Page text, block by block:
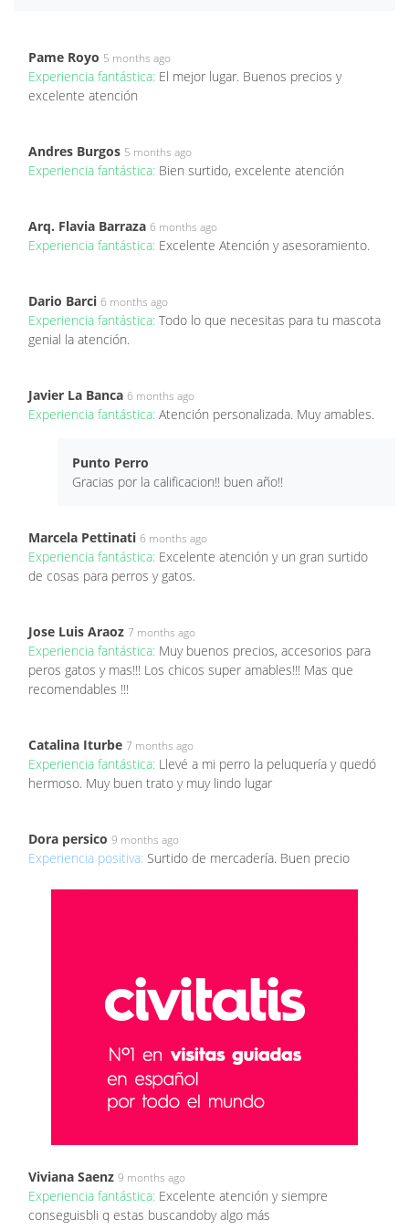
Pame Royo 5 months ago
Experiencia fantástica: El mejor lugar. Buenos precios y
excelente atención
Andres Burgos 5 months ago
Experiencia fantástica: Bien surtido, excelente atención
Arq. Flavia Barraza 6 months ago
Experiencia fantástica: Excelente Atención y asesoramiento.
Dario Barci 6 months ago
Experiencia fantástica: Todo lo que necesitas para tu mascota
genial la atención.
Javier La Banca 6 months ago
Experiencia fantástica: Atención personalizada. Muy amables.
Punto Perro
Gracias por la calificacion!! buen año!!
Marcela Pettinati 6 months ago
Experiencia fantástica: Excelente atención y un gran surtido
de cosas para perros y gatos.
Jose Luis Araoz 7 months ago
Experiencia fantástica: Muy buenos precios, accesorios para
peros gatos y mas!!! Los chicos super amables!!! Mas que
recomendables !!!
Catalina Iturbe 7 months ago
Experiencia fantástica: Llevé a mi perro la peluquería y quedó
hermoso. Muy buen trato y muy lindo lugar
Dora persico 9 months ago
Experiencia positiva: Surtido de mercadería. Buen precio
Viviana Saenz 9 months ago
Experiencia fantástica: Excelente atención y siempre
conseguisbli q estas buscandoby algo más